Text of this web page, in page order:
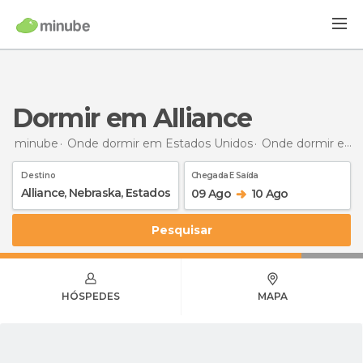
Dormir em Alliance
minube Onde dormir em Estados Unidos Onde dormir em Nebraska
Destino Chegada E Saída
09 Ago 10 Ago
Pesquisar
HÓSPEDES MAPA